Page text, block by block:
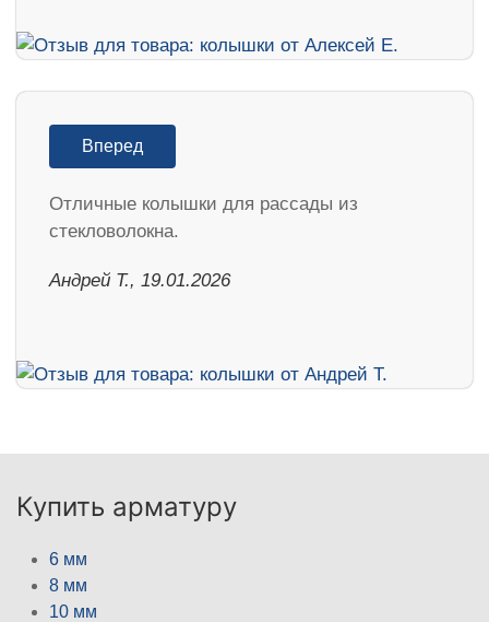
Вперед
Отличные колышки для рассады из
стекловолокна.
Андрей Т., 19.01.2026
Купить арматуру
6 мм
8 мм
10 мм